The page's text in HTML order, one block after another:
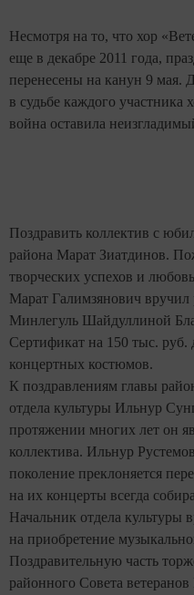
Несмотря на то, что хор
еще в декабре 2011 года,
перенесены на канун 9 мая.
в судьбе каждого участника
война оставила
Поздравить коллектив с
района Марат Зиатдинов.
творческих успехов и
Марат Галимзянович
Минлегуль Шайдуллиной
Сертификат на 150 тыс. руб.
концертных костюмов.
К поздравлениям главы
отдела культуры Ильнур
протяжении многих лет он
коллектива. Ильнур
поколение преклоняется
на их концерты всегда
Начальник отдела культуры
на приобретение
Поздравительную часть
районного Совета